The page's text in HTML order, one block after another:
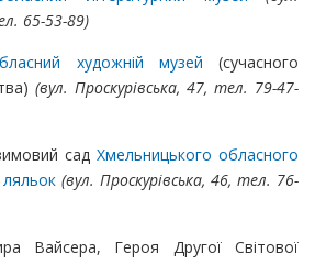
65-53-89)
художній музей (сучасного
(вул. Проскурівська, 47, тел. 79-47-
садХмельницького обласного
(вул. Проскурівська, 46, тел. 76-
Вайсера, Героя Другої Світової